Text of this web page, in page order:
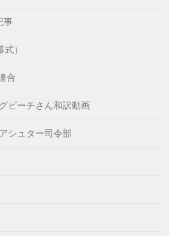
事
）
合
ビーチさん和訳動画
シュター司令部